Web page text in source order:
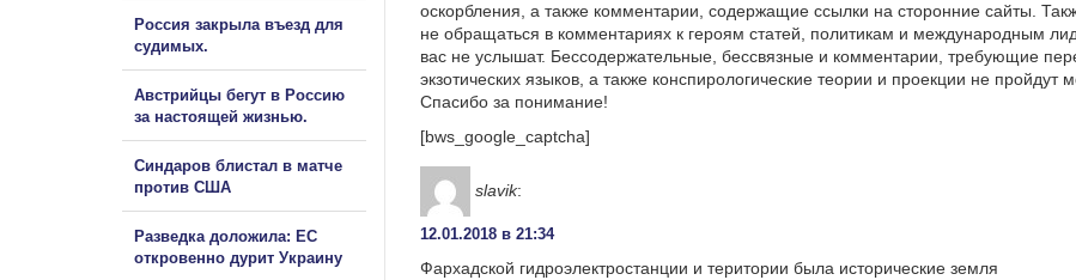
оскорбления, а также комментарии, содержащие ссылки на сторонние сайты.
не обращаться в комментариях к героям статей, политикам и международным
вас не услышат. Бессодержательные, бессвязные и комментарии, требующие
экзотических языков, а также конспирологические теории и проекции не пройдут
Спасибо за понимание!
[bws_google_captcha]
slavik:
12.01.2018 в 21:34
Фархадской гидроэлектростанции и територии была исторические земля
Россия закрыла въезд для
судимых.
Австрийцы бегут в Россию
за настоящей жизнью.
Синдаров блистал в матче
против США
Разведка доложила: ЕС
откровенно дурит Украину